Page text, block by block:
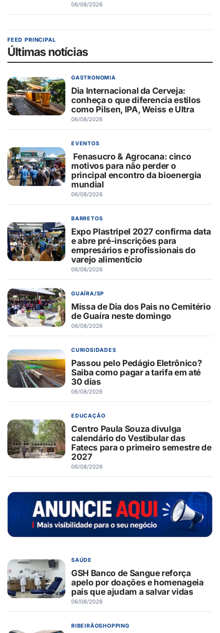
06/08/2026
FEED PRINCIPAL
Últimas notícias
GASTRONOMIA
Dia Internacional da Cerveja:
conheça o que diferencia estilos
como Pilsen, IPA, Weiss e Ultra
06/08/2026
EVENTOS
Fenasucro & Agrocana: cinco
motivos para não perder o
principal encontro da bioenergia
mundial
06/08/2026
BARRETOS
Expo Plastripel 2027 confirma data
e abre pré-inscrições para
empresários e profissionais do
varejo alimentício
06/08/2026
GUAÍRA/SP
Missa de Dia dos Pais no Cemitério
de Guaíra neste domingo
06/08/2026
CURIOSIDADES
Passou pelo Pedágio Eletrônico?
Saiba como pagar a tarifa em até
30 dias
06/08/2026
EDUCAÇÃO
Centro Paula Souza divulga
calendário do Vestibular das
Fatecs para o primeiro semestre de
2027
06/08/2026
SAÚDE
GSH Banco de Sangue reforça
apelo por doações e homenageia
pais que ajudam a salvar vidas
06/08/2026
RIBEIRÃOSHOPPING